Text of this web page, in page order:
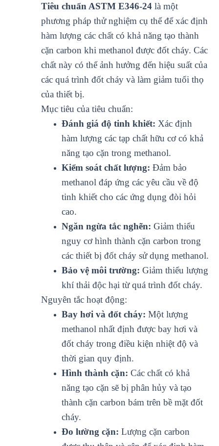
Tiêu chuẩn ASTM E346-24là một
phương pháp thử nghiệm cụ thể để xác định
hàm lượng các chất có khả năng tạo thành
cặn carbon khi methanol được đốt cháy. Các
chất này có thể ảnh hưởng đến hiệu suất của
các quá trình đốt cháy và làm giảm tuổi thọ
của thiết bị.
Mục tiêu của tiêu chuẩn:
Đánh giá độ tinh khiết: Xác định
hàm lượng các tạp chất hữu cơ có khả
năng tạo cặn trong methanol.
Kiểm soát chất lượng: Đảm bảo
methanol đáp ứng các yêu cầu về độ
tinh khiết cho các ứng dụng đòi hỏi
cao.
Ngăn ngừa tắc nghẽn: Giảm thiểu
nguy cơ hình thành cặn carbon trong
các thiết bị đốt cháy sử dụng methanol.
Bảo vệ môi trường: Giảm thiểu lượng
khí thải độc hại từ quá trình đốt cháy.
Nguyên tắc hoạt động:
Bay hơi và đốt cháy: Một lượng
methanol nhất định được bay hơi và
đốt cháy trong điều kiện nhiệt độ và
thời gian quy định.
Hình thành cặn: Các chất có khả
năng tạo cặn sẽ bị phân hủy và tạo
thành cặn carbon bám trên bề mặt đốt
cháy.
Đo lường cặn: Lượng cặn carbon